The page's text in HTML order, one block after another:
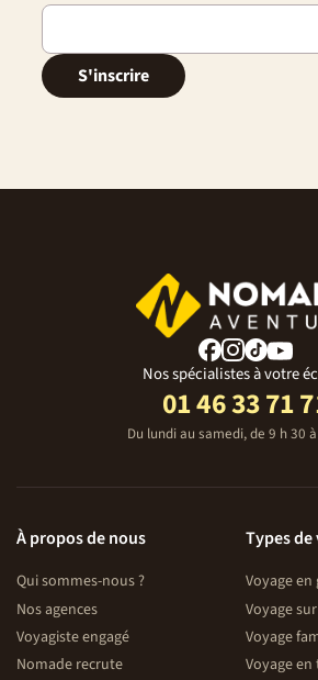
S'inscrire
Nos spécialistes à votre
01 46 33 71
Du lundi au samedi, de 9 h 30
À propos de nous
Qui sommes-nous ?
Nos agences
Voyagiste engagé
Nomade recrute
Types de
Voyage
Voyage
Voyage
Voyage en